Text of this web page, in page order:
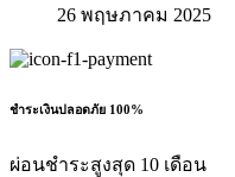
26 พฤษภาคม 2025
ชำระเงินปลอดภัย 100%
ผ่อนชำระสูงสุด 10 เดือน